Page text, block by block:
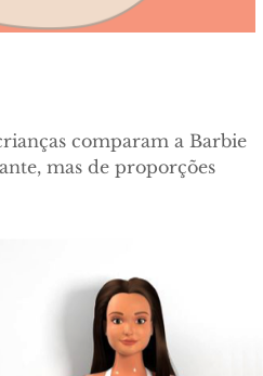
comparam a Barbie
mas de proporções